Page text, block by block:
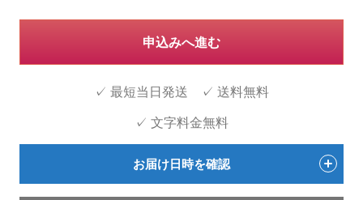
申込みへ進む
✓ 最短当日発送 ✓ 送料無料
✓ 文字料金無料
お届け日時を確認